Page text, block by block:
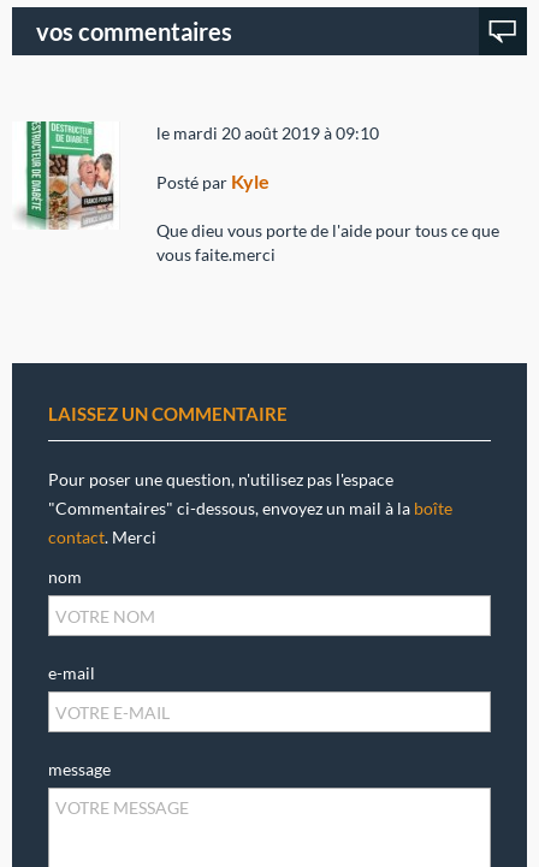
vos commentaires
le mardi 20 août 2019 à 09:10
Posté par Kyle
Que dieu vous porte de l'aide pour tous ce que
vous faite.merci
LAISSEZ UN COMMENTAIRE
Pour poser une question, n'utilisez pas l'espace
"Commentaires" ci-dessous, envoyez un mail à la boîte
contact. Merci
nom
e-mail
message